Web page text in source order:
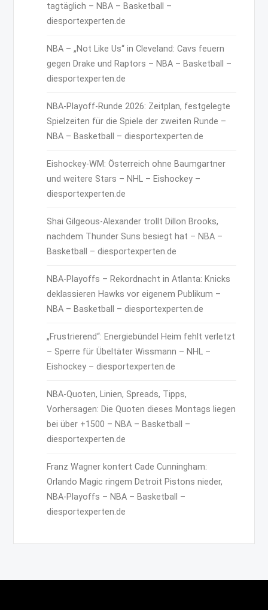
tagtäglich – NBA – Basketball –
diesportexperten.de
NBA – „Not Like Us“ in Cleveland: Cavs feuern
gegen Drake und Raptors – NBA – Basketball –
diesportexperten.de
NBA-Playoff-Runde 2026: Zeitplan, festgelegte
Spielzeiten für die Spiele der zweiten Runde –
NBA – Basketball – diesportexperten.de
Eishockey-WM: Österreich ohne Baumgartner
und weitere Stars – NHL – Eishockey –
diesportexperten.de
Shai Gilgeous-Alexander trollt Dillon Brooks,
nachdem Thunder Suns besiegt hat – NBA –
Basketball – diesportexperten.de
NBA-Playoffs – Rekordnacht in Atlanta: Knicks
deklassieren Hawks vor eigenem Publikum –
NBA – Basketball – diesportexperten.de
„Frustrierend“: Energiebündel Heim fehlt verletzt
– Sperre für Übeltäter Wissmann – NHL –
Eishockey – diesportexperten.de
NBA-Quoten, Linien, Spreads, Tipps,
Vorhersagen: Die Quoten dieses Montags liegen
bei über +1500 – NBA – Basketball –
diesportexperten.de
Franz Wagner kontert Cade Cunningham:
Orlando Magic ringem Detroit Pistons nieder,
NBA-Playoffs – NBA – Basketball –
diesportexperten.de